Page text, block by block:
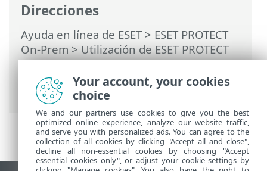
Direcciones
Ayuda en línea de ESET> ESET PROTECT
On-Prem>Utilización de ESET PROTECT
On-Prem>ESET PROTECT On-Prem Menú
principal
>Informes> Crear una nueva
plantilla de informe
Your account, your cookies
choice
We and our partners use cookies to give you the best
optimized online experience, analyze our website traffic,
and serve you with personalized ads. You can agree to the
collection of all cookies by clicking "Accept all and close",
decline all non-essential cookies by choosing "Accept
essential cookies only", or adjust your cookie settings by